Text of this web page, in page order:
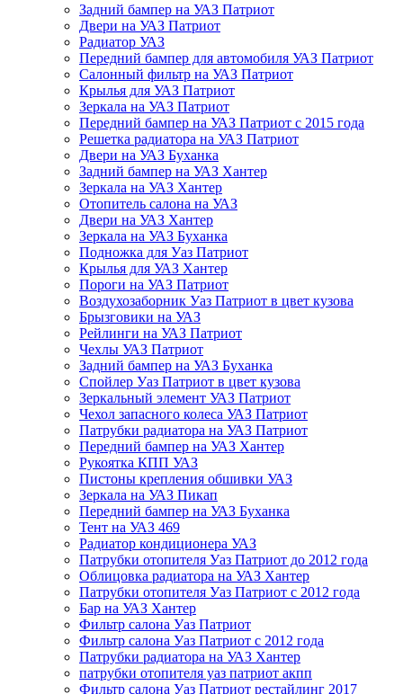
Задний бампер на УАЗ Патриот
Двери на УАЗ Патриот
Радиатор УАЗ
Передний бампер для автомобиля УАЗ Патриот
Салонный фильтр на УАЗ Патриот
Крылья для УАЗ Патриот
Зеркала на УАЗ Патриот
Передний бампер на УАЗ Патриот с 2015 года
Решетка радиатора на УАЗ Патриот
Двери на УАЗ Буханка
Задний бампер на УАЗ Хантер
Зеркала на УАЗ Хантер
Отопитель салона на УАЗ
Двери на УАЗ Хантер
Зеркала на УАЗ Буханка
Подножка для Уаз Патриот
Крылья для УАЗ Хантер
Пороги на УАЗ Патриот
Воздухозаборник Уаз Патриот в цвет кузова
Брызговики на УАЗ
Рейлинги на УАЗ Патриот
Чехлы УАЗ Патриот
Задний бампер на УАЗ Буханка
Спойлер Уаз Патриот в цвет кузова
Зеркальный элемент УАЗ Патриот
Чехол запасного колеса УАЗ Патриот
Патрубки радиатора на УАЗ Патриот
Передний бампер на УАЗ Хантер
Рукоятка КПП УАЗ
Пистоны крепления обшивки УАЗ
Зеркала на УАЗ Пикап
Передний бампер на УАЗ Буханка
Тент на УАЗ 469
Радиатор кондиционера УАЗ
Патрубки отопителя Уаз Патриот до 2012 года
Облицовка радиатора на УАЗ Хантер
Патрубки отопителя Уаз Патриот с 2012 года
Бар на УАЗ Хантер
Фильтр салона Уаз Патриот
Фильтр салона Уаз Патриот с 2012 года
Патрубки радиатора на УАЗ Хантер
патрубки отопителя уаз патриот акпп
Фильтр салона Уаз Патриот рестайлинг 2017